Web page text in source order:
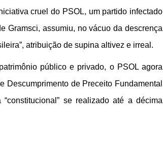
cruel do PSOL, um partido infectado
Gramsci, assumiu, no vácuo da descrença
atribuição de supina altivez e irreal.
público e privado, o PSOL agora
Descumprimento de Preceito Fundamental
“constitucional” se realizado até a décima